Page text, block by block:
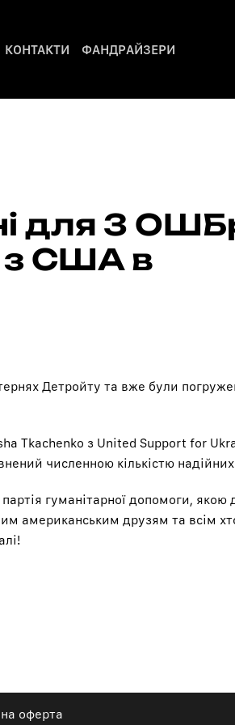
КОНТАКТИ ФАНДРАЙЗЕРИ
для 3
з США в
Детройту та вже були
Tkachenko з United Support for
численною кількістю надійних
гуманітарної допомоги, якою
американським друзям та всім
оферта